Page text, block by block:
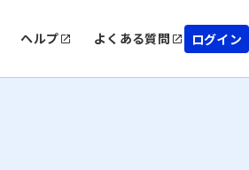
ヘルプ よくある質問 ログイン